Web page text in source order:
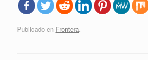
Publicado en Frontera.